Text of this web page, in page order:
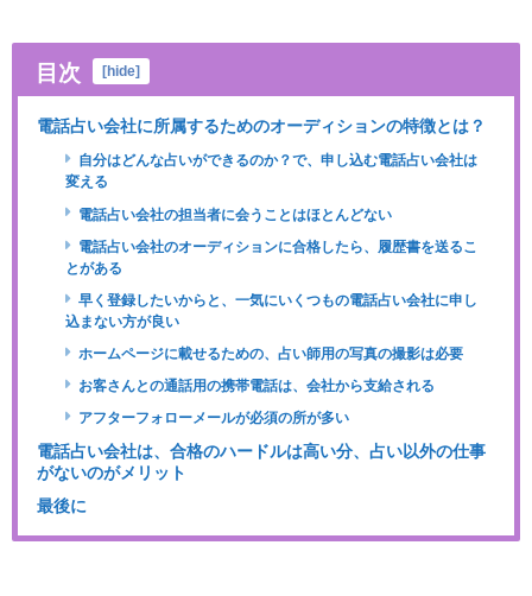
目次 [hide]
電話占い会社に所属するためのオーディションの特徴とは？
自分はどんな占いができるのか？で、申し込む電話占い会社は
変える
電話占い会社の担当者に会うことはほとんどない
電話占い会社のオーディションに合格したら、履歴書を送るこ
とがある
早く登録したいからと、一気にいくつもの電話占い会社に申し
込まない方が良い
ホームページに載せるための、占い師用の写真の撮影は必要
お客さんとの通話用の携帯電話は、会社から支給される
アフターフォローメールが必須の所が多い
電話占い会社は、合格のハードルは高い分、占い以外の仕事
がないのがメリット
最後に